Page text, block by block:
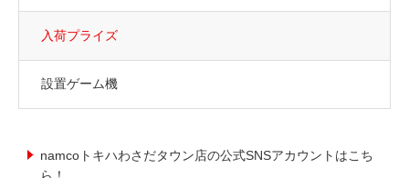
入荷プライズ
設置ゲーム機
namcoトキハわさだタウン店の公式SNSアカウントはこち
ら！